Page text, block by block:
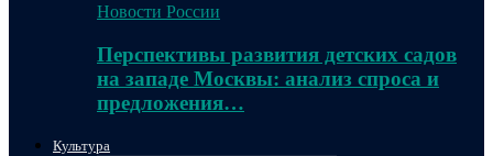
Новости России
Перспективы развития детских садов
на западе Москвы: анализ спроса и
предложения…
Культура